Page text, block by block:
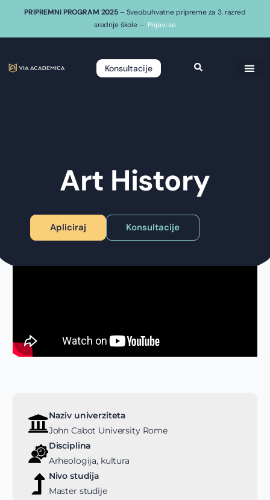
PRIPREMNI PROGRAM 2025 – Sveobuhvatne pripreme za 3. razred
srednje škole – Prijavi se
Konsultacije
Art History
Apliciraj Konsultacije
Naziv univerziteta
John Cabot University Rome
Disciplina
Arheologija, kultura
Nivo studija
Master studije